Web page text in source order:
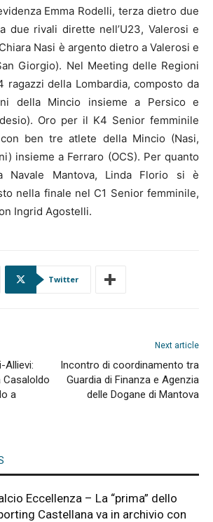
Emma Rodelli, terza dietro due
due rivali dirette nell’U23, Valerosi e
Nasi è argento dietro a Valerosi e
Giorgio). Nel Meeting delle Regioni
ragazzi della Lombardia, composto da
della Mincio insieme a Persico e
Oro per il K4 Senior femminile
ben tre atlete della Mincio (Nasi,
insieme a Ferraro (OCS). Per quanto
Navale Mantova, Linda Florio si è
nella finale nel C1 Senior femminile,
Ingrid Agostelli.
Twitter
Allievi:
a
Next article
Incontro di coordinamento tra
Guardia di Finanza e Agenzia
delle Dogane di Mantova
Eccellenza – La “prima” dello
Castellana va in archivio con